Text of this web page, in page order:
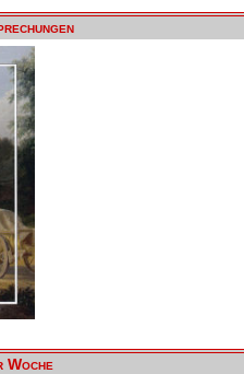
Woche